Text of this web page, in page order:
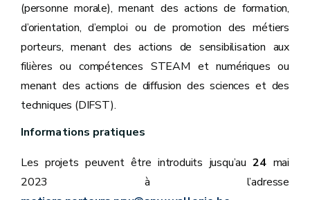
(personne morale), menant des actions de formation,
d’orientation, d’emploi ou de promotion des métiers
porteurs, menant des actions de sensibilisation aux
filières ou compétences STEAM et numériques ou
menant des actions de diffusion des sciences et des
techniques (DIFST).
Informations pratiques
Les projets peuvent être introduits jusqu’au24 mai
2023 à l’adresse